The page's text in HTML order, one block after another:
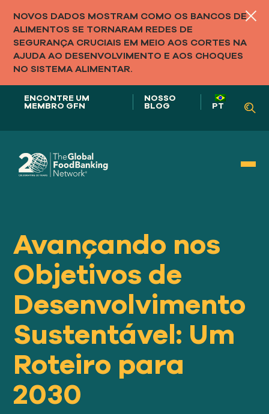
NOVOS DADOS MOSTRAM COMO OS BANCOS DE
ALIMENTOS SE TORNARAM REDES DE
SEGURANÇA CRUCIAIS EM MEIO AOS CORTES NA
AJUDA AO DESENVOLVIMENTO E AOS CHOQUES
NO SISTEMA ALIMENTAR.
ENCONTRE UM
MEMBRO GFN
NOSSO
BLOG PT
Nosso
ABORDAGEM
Nosso
IMPACTO
Sobre
GFN
Avançando nos
Objetivos de
Desenvolvimento
Sustentável: Um
Roteiro para
2030